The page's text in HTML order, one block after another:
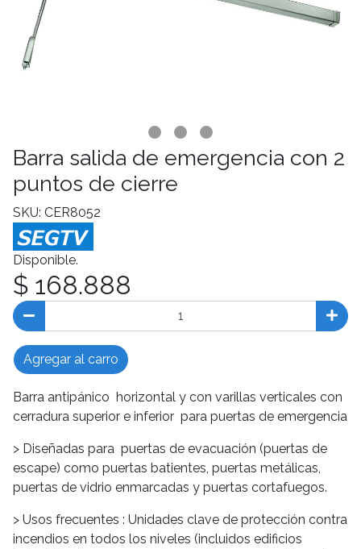
Barra salida de emergencia con 2
puntos de cierre
SKU: CER8052
Disponible.
$ 168.888
Agregar al carro
Barra antipánico horizontal y con varillas verticales con
cerradura superior e inferior para puertas de emergencia
> Diseñadas para puertas de evacuación (puertas de
escape) como puertas batientes, puertas metálicas,
puertas de vidrio enmarcadas y puertas cortafuegos.
> Usos frecuentes : Unidades clave de protección contra
incendios en todos los niveles (incluidos edificios